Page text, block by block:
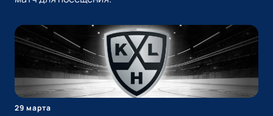
29 марта